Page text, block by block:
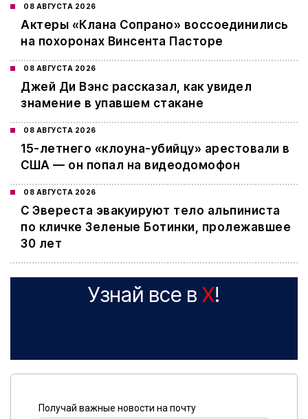
08 АВГУСТА 2026
Актеры «Клана Сопрано» воссоединились
на похоронах Винсента Пасторе
08 АВГУСТА 2026
Джей Ди Вэнс рассказал, как увидел
знамение в упавшем стакане
08 АВГУСТА 2026
15-летнего «клоуна-убийцу» арестовали в
США — он попал на видеодомофон
08 АВГУСТА 2026
С Эвереста эвакуируют тело альпиниста
по кличке Зеленые Ботинки, пролежавшее
30 лет
Узнай все в X!